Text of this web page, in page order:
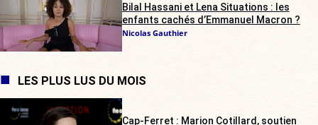
Bilal Hassani et Lena Situations : les
enfants cachés d’Emmanuel Macron ?
Nicolas Gauthier
LES PLUS LUS DU MOIS
Cap-Ferret : Marion Cotillard, soutien